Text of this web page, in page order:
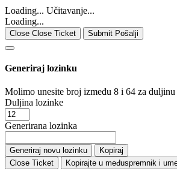
Loading... Učitavanje...
Loading...
Close Close Ticket Submit Pošalji
Generiraj lozinku
Molimo unesite broj između 8 i 64 za
Duljina lozinke
Generirana lozinka
Generiraj novu lozinku
Kopiraj
Close Ticket
Kopirajte u međuspremnik i